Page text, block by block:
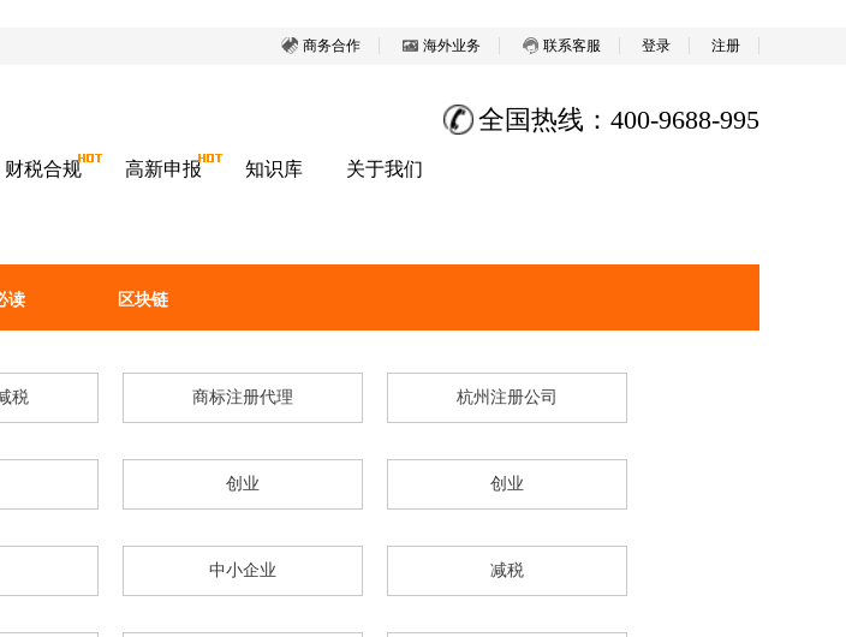
商务合作 海外业务 联系客服 登录 注册
全国热线：400-9688-995
财税合规 高新申报 知识库 关于我们
读 区块链
税 商标注册代理 杭州注册公司
创业 创业
中小企业 减税